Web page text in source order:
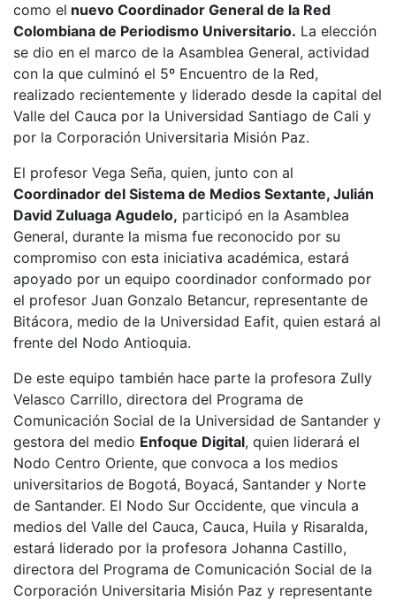
como el nuevo Coordinador General de la Red
Colombiana de Periodismo Universitario. La elección
se dio en el marco de la Asamblea General, actividad
con la que culminó el 5º Encuentro de la Red,
realizado recientemente y liderado desde la capital del
Valle del Cauca por la Universidad Santiago de Cali y
por la Corporación Universitaria Misión Paz.
El profesor Vega Seña, quien, junto con al
Coordinador del Sistema de Medios Sextante, Julián
David Zuluaga Agudelo, participó en la Asamblea
General, durante la misma fue reconocido por su
compromiso con esta iniciativa académica, estará
apoyado por un equipo coordinador conformado por
el profesor Juan Gonzalo Betancur, representante de
Bitácora, medio de la Universidad Eafit, quien estará al
frente del Nodo Antioquia.
De este equipo también hace parte la profesora Zully
Velasco Carrillo, directora del Programa de
Comunicación Social de la Universidad de Santander y
gestora del medio Enfoque Digital, quien liderará el
Nodo Centro Oriente, que convoca a los medios
universitarios de Bogotá, Boyacá, Santander y Norte
de Santander. El Nodo Sur Occidente, que vincula a
medios del Valle del Cauca, Cauca, Huila y Risaralda,
estará liderado por la profesora Johanna Castillo,
directora del Programa de Comunicación Social de la
Corporación Universitaria Misión Paz y representante